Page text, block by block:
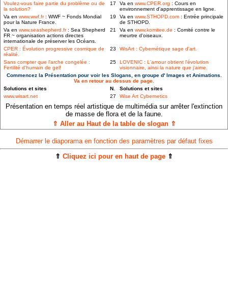
Voulez-vous faire partie du problème ou de
la solution?
17 Va en www.CPER.org : Cours en
environnement d'apprentissage en ligne.
Va en www.wwf.fr: WWF ~ Fonds Mondial
pour la Nature France.
19 Va en www.STHOPD.com : Entrée principale
de STHOPD.
Va en www.seashepherd.fr: Sea Shepherd
FR ~ organisation actions directes
internationale de préserver les Océans.
21 Va en www.komitee.de : Comité contre le
meurtre d'oiseaux.
CPER : Évolution progressive cosmique de
réalité.
23 WisArt : Cybernétique sage d'art.
Sans compter que l'arche congelée :
Fertilité d'humain de gel!
25
LOVENIC : L'amour obtient l'évolution
visionnaire, ainsi la nature que j'aime.
Commencez la Présentation pour voir les Slogans, en groupe d' Images et Animations.
Va en retour au dessus de page.
Solutions et sites
N.
Solutions et sites
www.wisart.net
27 Wise Art Cybernetics
Présentation en temps réel artistique de multimédia sur arrêter l'extinction
de masse de flora et de la faune.
⇑ Aller au Haut de la table de slogan ⇑
Démarrer le diaporama en fonction des paramètres par défaut fixes
⇑ Cliquez ici pour en haut de page ⇑